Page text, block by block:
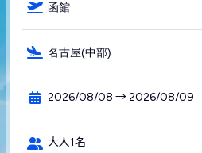
函館
名古屋(中部)
2026/08/08 → 2026/08/09
大人1名